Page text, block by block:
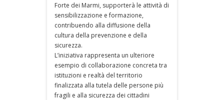
Forte dei Marmi, supporterà le attività di
sensibilizzazione e formazione,
contribuendo alla diffusione della
cultura della prevenzione e della
sicurezza.
L’iniziativa rappresenta un ulteriore
esempio di collaborazione concreta tra
istituzioni e realtà del territorio
finalizzata alla tutela delle persone più
fragili e alla sicurezza dei cittadini